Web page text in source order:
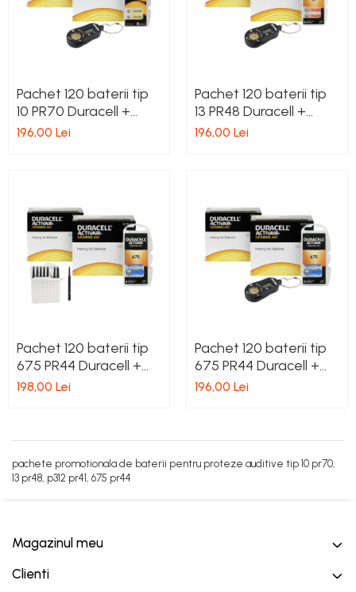
Pachet 120 baterii tip
10 PR70 Duracell +
tester baterii
196,00 Lei
Pachet 120 baterii tip
13 PR48 Duracell +
tester baterii
196,00 Lei
Pachet 120 baterii tip
675 PR44 Duracell +
filtre cerustop
198,00 Lei
Pachet 120 baterii tip
675 PR44 Duracell +
tester baterii
196,00 Lei
pachete promotionala de baterii pentru proteze auditive tip 10 pr70,
13 pr48, p312 pr41, 675 pr44
Magazinul meu
Clienti